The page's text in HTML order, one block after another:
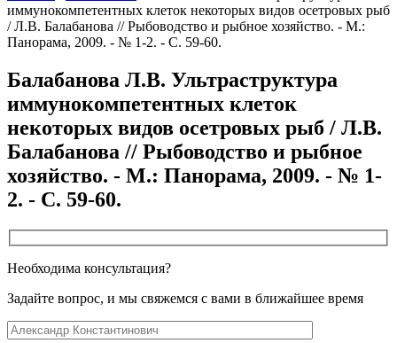
иммунокомпетентных клеток некоторых видов осетровых рыб
/ Л.В. Балабанова // Рыбоводство и рыбное хозяйство. - М.:
Панорама, 2009. - № 1-2. - С. 59-60.
Балабанова Л.В. Ультраструктура
иммунокомпетентных клеток
некоторых видов осетровых рыб / Л.В.
Балабанова // Рыбоводство и рыбное
хозяйство. - М.: Панорама, 2009. - № 1-
2. - С. 59-60.
Необходима консультация?
Задайте вопрос, и мы свяжемся с вами в ближайшее время